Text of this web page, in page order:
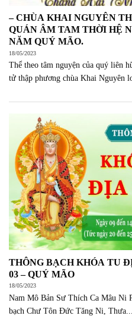
– CHÙA KHAI NGUYÊN
QUÁN ÂM TAM THỜI HỆ
NĂM QUÝ MÃO.
18/05/2023
Thể theo tâm nguyện của quý liên
tử thập phương chùa Khai Nguyên
THÔNG BẠCH KHÓA TU
03 – QUÝ MÃO
18/05/2023
Nam Mô Bản Sư Thích Ca Mâu
bạch Chư Tôn Đức Tăng Ni, Thưa...